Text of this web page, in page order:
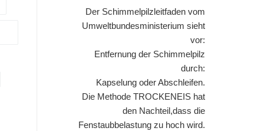
Der Schimmelpilzleitfaden vom
Umweltbundesministerium sieht
vor:
Entfernung der Schimmelpilz
durch:
Kapselung oder Abschleifen.
Die Methode TROCKENEIS hat
den Nachteil,dass die
Fenstaubbelastung zu hoch wird.